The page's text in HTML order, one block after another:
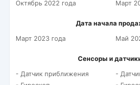
Октябрь 2022 года
Март
Дата начала
Март 2023 года
Май
Сенсоры и
- Датчик приближения
-